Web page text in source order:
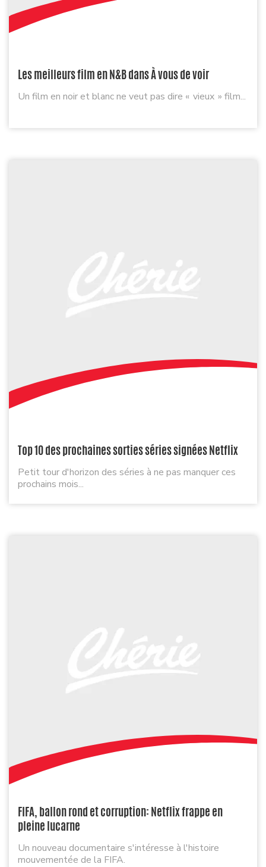
Les meilleurs film en N&B dans À vous de voir
Un film en noir et blanc ne veut pas dire « vieux » film...
Top 10 des prochaines sorties séries signées Netflix
Petit tour d'horizon des séries à ne pas manquer ces
prochains mois...
FIFA, ballon rond et corruption: Netflix frappe en
pleine lucarne
Un nouveau documentaire s'intéresse à l'histoire
mouvementée de la FIFA.